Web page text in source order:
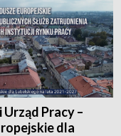
Pracy –
dla